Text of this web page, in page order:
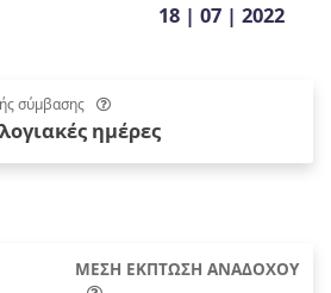
18 | 07 | 2022
σύμβασης
ημέρες
ΜΕΣΗ ΕΚΠΤΩΣΗ ΑΝΑΔΟΧΟΥ